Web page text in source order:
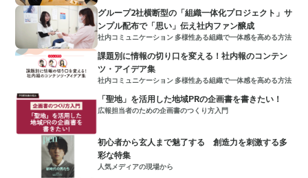
グループ2社横断型の「組織一体化プロジェクト」サ
ンプル配布で「思い」伝え社内ファン醸成
社内コミュニケーション 多様性ある組織で一体感を高める方法
課題別に情報の切り口を変える！社内報のコンテン
ツ・アイデア集
社内コミュニケーション 多様性ある組織で一体感を高める方法
「聖地」を活用した地域PRの企画書を書きたい！
広報担当者のための企画書のつくり方入門
初心者から玄人まで魅了する 創造力を刺激する多
彩な特集
人気メディアの現場から